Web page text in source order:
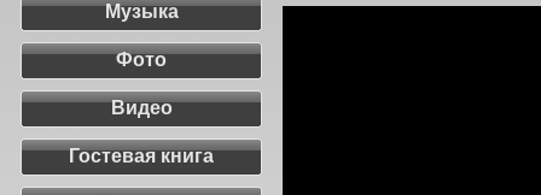
Музыка
Фото
Видео
Гостевая книга